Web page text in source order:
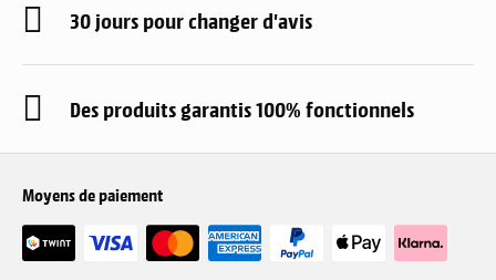
30 jours pour changer d'avis
Des produits garantis 100% fonctionnels
Moyens de paiement